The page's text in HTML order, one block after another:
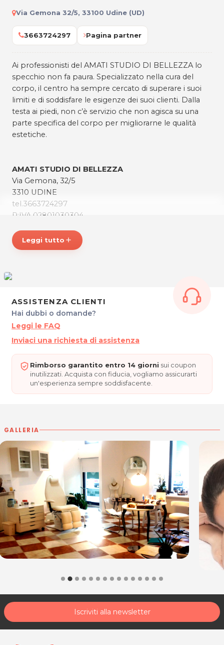
Via Gemona 32/5, 33100 Udine (UD)
3663724297 Pagina partner
Ai professionisti del AMATI STUDIO DI BELLEZZA lo
specchio non fa paura. Specializzato nella cura del
corpo, il centro ha sempre cercato di superare i suoi
limiti e di soddisfare le esigenze dei suoi clienti. Dalla
testa ai piedi, non c’è servizio che non agisca su una
parte specifica del corpo per migliorarne le qualità
estetiche.
AMATI STUDIO DI BELLEZZA
Via Gemona, 32/5
3310 UDINE
tel.3663724297
P:IVA 02801030304
acquisto scrivi a
posta@espevia.it
Leggi tutto add
ASSISTENZA CLIENTI
Hai dubbi o domande?
Leggi le FAQ
Inviaci una richiesta di assistenza
Rimborso garantito entro 14 giorni sui coupon
inutilizzati. Acquista con fiducia, vogliamo assicurarti
un'esperienza sempre soddisfacente.
GALLERIA
Iscriviti alla newsletter